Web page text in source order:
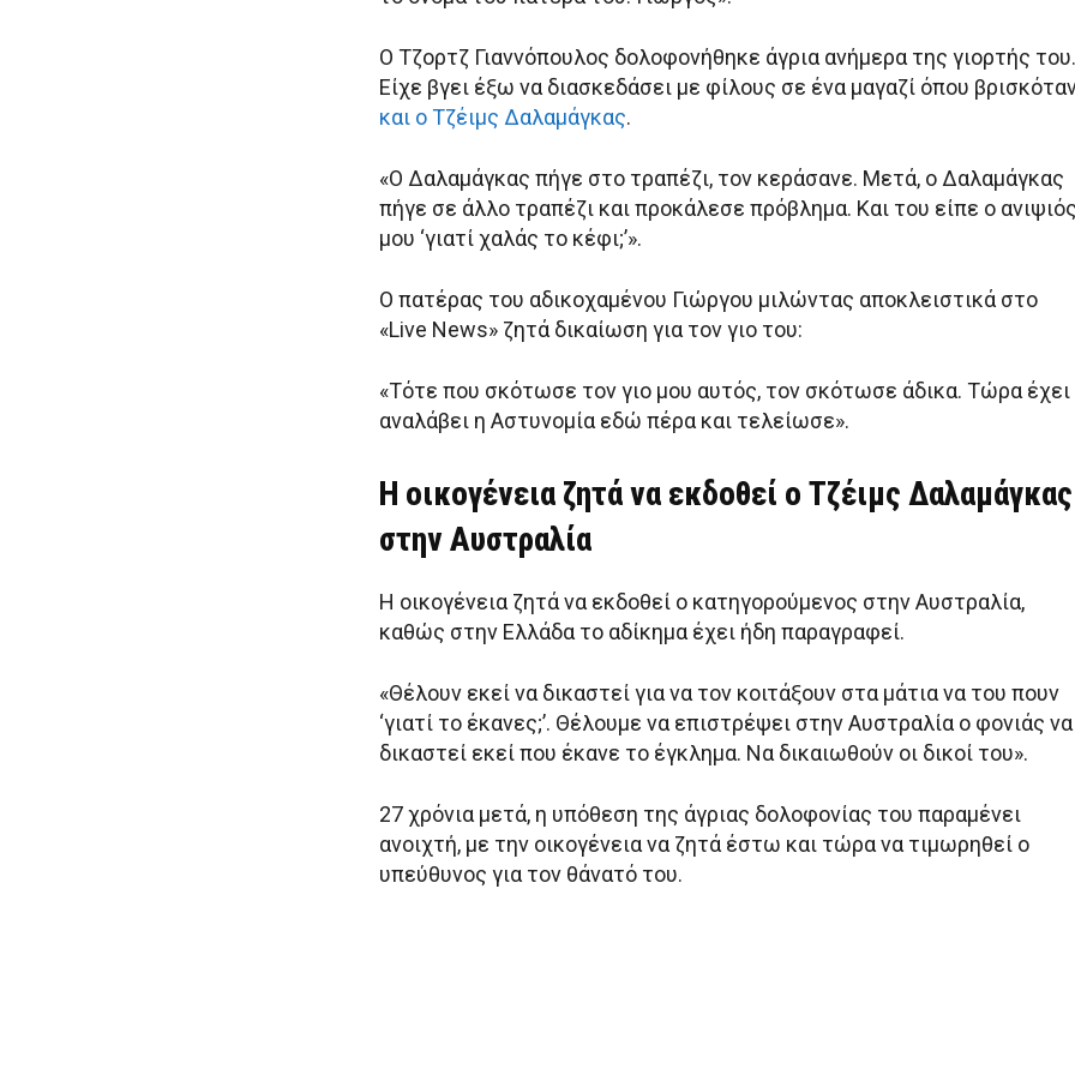
Ο Τζορτζ Γιαννόπουλος δολοφονήθηκε άγρια ανήμερα της γιορτής του.
Είχε βγει έξω να διασκεδάσει με φίλους σε ένα μαγαζί όπου
και ο Τζέιμς Δαλαμάγκας.
«Ο Δαλαμάγκας πήγε στο τραπέζι, τον κεράσανε. Μετά, ο Δαλαμάγκας
πήγε σε άλλο τραπέζι και προκάλεσε πρόβλημα. Και του είπε ο ανιψιός
μου ‘γιατί χαλάς το κέφι;’».
Ο πατέρας του αδικοχαμένου Γιώργου μιλώντας αποκλειστικά στο
«Live News» ζητά δικαίωση για τον γιο του:
«Τότε που σκότωσε τον γιο μου αυτός, τον σκότωσε άδικα. Τώρα έχει
αναλάβει η Αστυνομία εδώ πέρα και τελείωσε».
Η οικογένεια ζητά να εκδοθεί ο Τζέιμς Δαλαμάγκας
στην Αυστραλία
Η οικογένεια ζητά να εκδοθεί ο κατηγορούμενος στην Αυστραλία,
καθώς στην Ελλάδα το αδίκημα έχει ήδη παραγραφεί.
«Θέλουν εκεί να δικαστεί για να τον κοιτάξουν στα μάτια να του πουν
‘γιατί το έκανες;’. Θέλουμε να επιστρέψει στην Αυστραλία ο φονιάς να
δικαστεί εκεί που έκανε το έγκλημα. Να δικαιωθούν οι δικοί του».
27 χρόνια μετά, η υπόθεση της άγριας δολοφονίας του παραμένει
ανοιχτή, με την οικογένεια να ζητά έστω και τώρα να τιμωρηθεί ο
υπεύθυνος για τον θάνατό του.